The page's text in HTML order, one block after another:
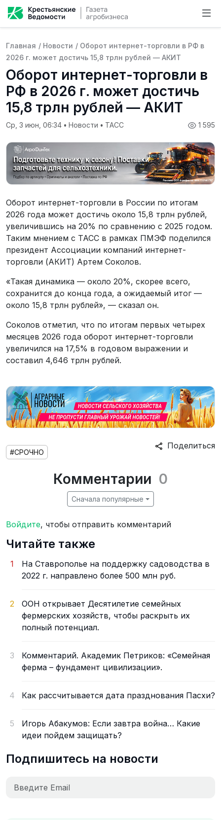
Главная / Новости / Оборот интернет-торговли в РФ в
2026 г. может достичь 15,8 трлн рублей — АКИТ
Оборот интернет-торговли в
РФ в 2026 г. может достичь
15,8 трлн рублей — АКИТ
1 595
Ср, 3 июн, 06:34 • Новости • ТАСС
Оборот интернет-торговли в России по итогам
2026 года может достичь около 15,8 трлн рублей,
увеличившись на 20% по сравнению с 2025 годом.
Таким мнением с ТАСС в рамках ПМЭФ поделился
президент Ассоциации компаний интернет-
торговли (АКИТ) Артем Соколов.
«Такая динамика — около 20%, скорее всего,
сохранится до конца года, а ожидаемый итог —
около 15,8 трлн рублей», — сказал он.
Соколов отметил, что по итогам первых четырех
месяцев 2026 года оборот интернет-торговли
увеличился на 17,5% в годовом выражении и
составил 4,646 трлн рублей.
Поделиться
#СРОЧНО
Комментарии 0
Сначала популярные
Войдите, чтобы отправить комментарий
Читайте также
1
На Ставрополье на поддержку садоводства в
2022 г. направлено более 500 млн руб.
2
ООН открывает Десятилетие семейных
фермерских хозяйств, чтобы раскрыть их
полный потенциал.
3
Комментарий. Академик Петриков: «Семейная
ферма – фундамент цивилизации».
4 Как рассчитывается дата празднования Пасхи?
5
Игорь Абакумов: Если завтра война… Какие
идеи пойдем защищать?
Подпишитесь на новости